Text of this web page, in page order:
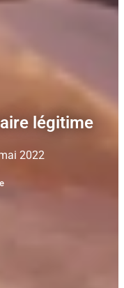
légitime
2022